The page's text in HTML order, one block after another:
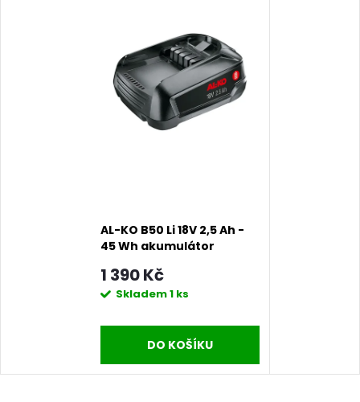
AL-KO B50 Li 18V 2,5 Ah -
45 Wh akumulátor
1 390 Kč
Skladem1 ks
DO KOŠÍKU